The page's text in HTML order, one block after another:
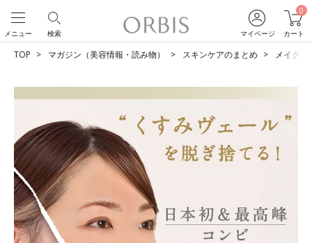
マイページ
0
カート
検索
メニュー
TOP マガジン（美容情報・読み物） スキンケアのまとめ メイクも